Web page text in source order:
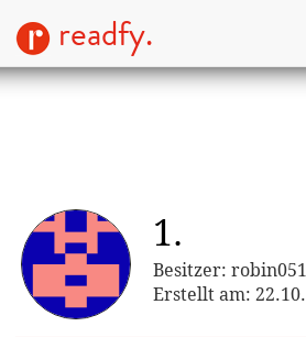
readfy.
1.
Besitzer:
Erstellt am: